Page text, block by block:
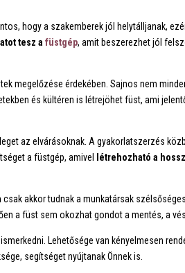
hogy a szakemberek jól helytálljanak,
tesz afüstgép, amit beszerezhet jól
megelőzése érdekében. Sajnos nem
és kültéren is létrejöhet füst, ami
az elvárásoknak. A gyakorlatszerzés
a füstgép, amivel
létrehozható a
csak akkor tudnak a munkatársak
a füst sem okozhat gondot a mentés, a
Lehetősége van kényelmesen
segítséget nyújtanak Önnek is.